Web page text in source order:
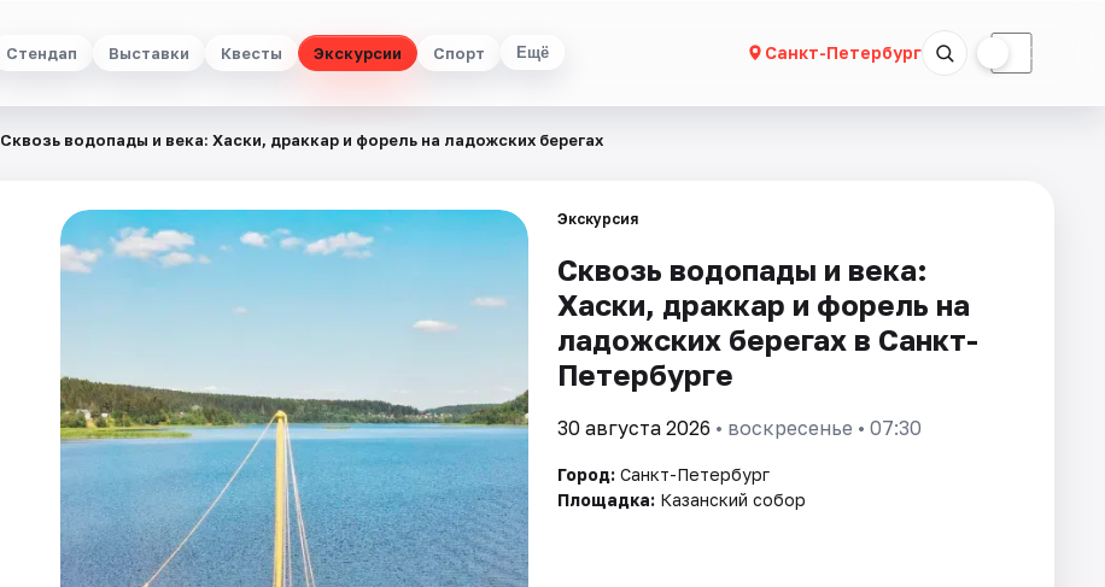
Стендап Выставки Квесты Экскурсии Спорт Ещё Санкт-Петербург ☾
Сквозь водопады и века: Хаски, драккар и форель на ладожских берегах
Экскурсия
Сквозь водопады и века:
Хаски, драккар и форель на
ладожских берегах в Санкт-
Петербурге
30 августа 2026 • воскресенье • 07:30
Город: Санкт-Петербург
Площадка: Казанский собор